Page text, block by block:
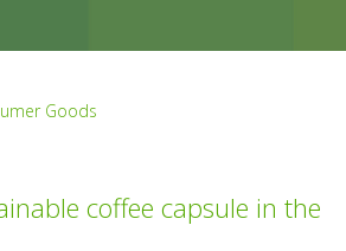
Goods
coffee capsule in the